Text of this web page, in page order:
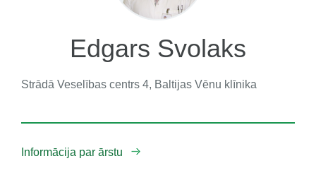
Edgars Svolaks
Strādā Veselības centrs 4, Baltijas Vēnu klīnika
Informācija par ārstu